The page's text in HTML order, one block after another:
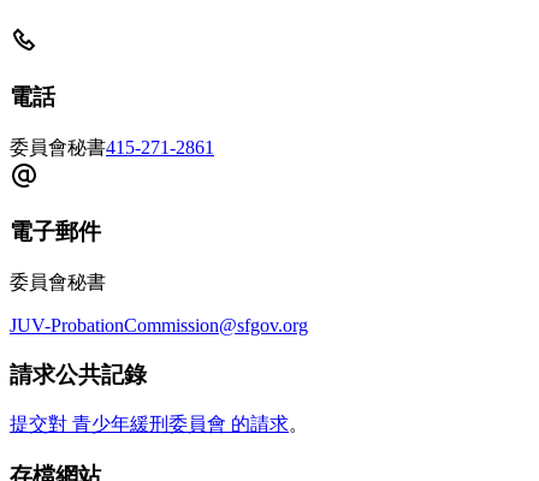
電話
委員會秘書415-271-2861
電子郵件
委員會秘書
JUV-ProbationCommission@sfgov.org
請求公共記錄
提交對 青少年緩刑委員會 的請求。
存檔網站